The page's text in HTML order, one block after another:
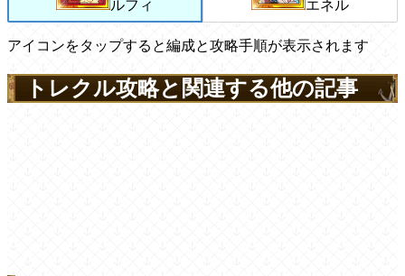
ルフィ エネル
アイコンをタップすると編成と攻略手順が表示されます
トレクル攻略と関連する他の記事